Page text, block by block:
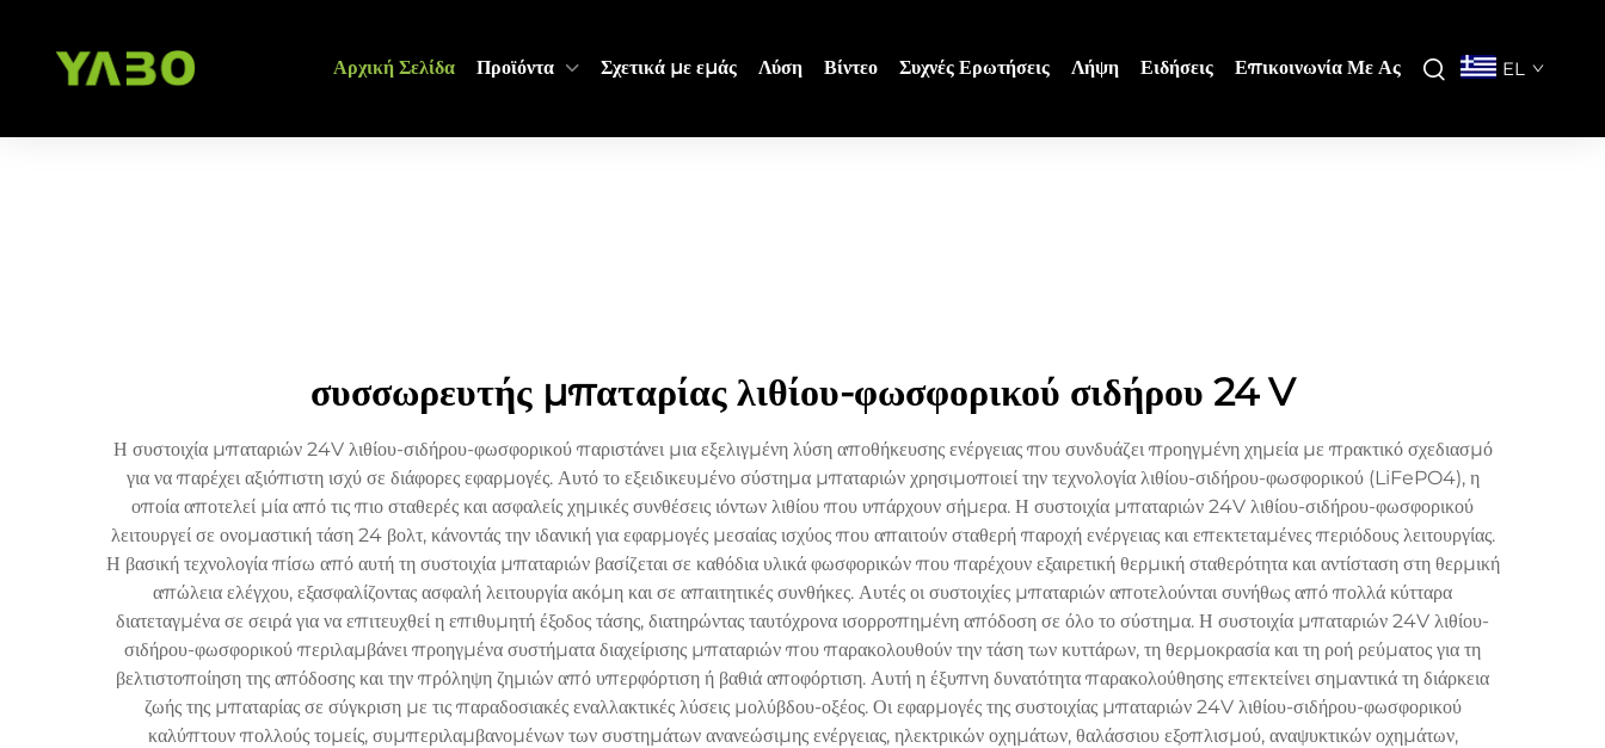
Αρχική Σελίδα Προϊόντα Σχετικά με εμάς Λύση Βίντεο Συχνές Ερωτήσεις Λήψη Ειδήσεις Επικοινωνία Με Ας EL
συσσωρευτής μπαταρίας λιθίου-φωσφορικού σιδήρου 24 V
Η συστοιχία μπαταριών 24V λιθίου-σιδήρου-φωσφορικού παριστάνει μια εξελιγμένη λύση αποθήκευσης ενέργειας που συνδυάζει προηγμένη χημεία με πρακτικό σχεδιασμό
για να παρέχει αξιόπιστη ισχύ σε διάφορες εφαρμογές. Αυτό το εξειδικευμένο σύστημα μπαταριών χρησιμοποιεί την τεχνολογία λιθίου-σιδήρου-φωσφορικού (LiFePO4), η
οποία αποτελεί μία από τις πιο σταθερές και ασφαλείς χημικές συνθέσεις ιόντων λιθίου που υπάρχουν σήμερα. Η συστοιχία μπαταριών 24V λιθίου-σιδήρου-φωσφορικού
λειτουργεί σε ονομαστική τάση 24 βολτ, κάνοντάς την ιδανική για εφαρμογές μεσαίας ισχύος που απαιτούν σταθερή παροχή ενέργειας και επεκτεταμένες περιόδους λειτουργίας.
Η βασική τεχνολογία πίσω από αυτή τη συστοιχία μπαταριών βασίζεται σε καθόδια υλικά φωσφορικών που παρέχουν εξαιρετική θερμική σταθερότητα και αντίσταση στη θερμική
απώλεια ελέγχου, εξασφαλίζοντας ασφαλή λειτουργία ακόμη και σε απαιτητικές συνθήκες. Αυτές οι συστοιχίες μπαταριών αποτελούνται συνήθως από πολλά κύτταρα
διατεταγμένα σε σειρά για να επιτευχθεί η επιθυμητή έξοδος τάσης, διατηρώντας ταυτόχρονα ισορροπημένη απόδοση σε όλο το σύστημα. Η συστοιχία μπαταριών 24V λιθίου-
σιδήρου-φωσφορικού περιλαμβάνει προηγμένα συστήματα διαχείρισης μπαταριών που παρακολουθούν την τάση των κυττάρων, τη θερμοκρασία και τη ροή ρεύματος για τη
βελτιστοποίηση της απόδοσης και την πρόληψη ζημιών από υπερφόρτιση ή βαθιά αποφόρτιση. Αυτή η έξυπνη δυνατότητα παρακολούθησης επεκτείνει σημαντικά τη διάρκεια
ζωής της μπαταρίας σε σύγκριση με τις παραδοσιακές εναλλακτικές λύσεις μολύβδου-οξέος. Οι εφαρμογές της συστοιχίας μπαταριών 24V λιθίου-σιδήρου-φωσφορικού
καλύπτουν πολλούς τομείς, συμπεριλαμβανομένων των συστημάτων ανανεώσιμης ενέργειας, ηλεκτρικών οχημάτων, θαλάσσιου εξοπλισμού, αναψυκτικών οχημάτων,